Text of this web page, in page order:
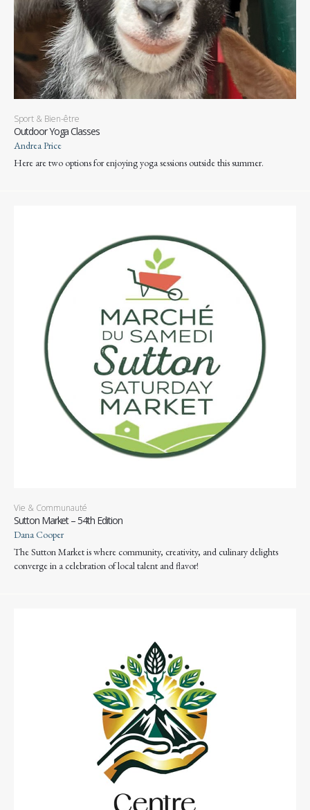
Sport & Bien-être
Outdoor Yoga Classes
Andrea Price
Here are two options for enjoying yoga sessions outside this summer.
Vie & Communauté
Sutton Market – 54th Edition
Dana Cooper
The Sutton Market is where community, creativity, and culinary delights
converge in a celebration of local talent and flavor!